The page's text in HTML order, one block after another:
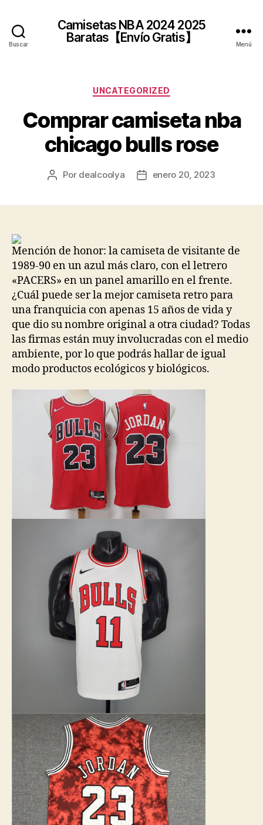
Buscar
Camisetas NBA 2024 2025
Baratas【Envío Gratis】
Menú
Categorías
UNCATEGORIZED
Comprar camiseta nba
chicago bulls rose
Autor
Por dealcoolya
Fechaenero 20, 2023
Mención de honor: la camiseta de visitante de
1989-90 en un azul más claro, con el letrero
«PACERS» en un panel amarillo en el frente.
¿Cuál puede ser la mejor camiseta retro para
una franquicia con apenas 15 años de vida y
que dio su nombre original a otra ciudad? Todas
las firmas están muy involucradas con el medio
ambiente, por lo que podrás hallar de igual
modo productos ecológicos y biológicos.